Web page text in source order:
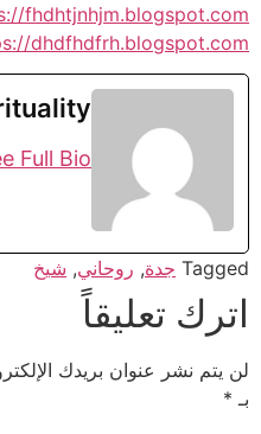
fhdhtjnhjm.blogspot.com
dhdfhdfrh.blogspot.com
Full Bio
Tagged جدة, روحاني, شيخ
اترك تعليقاً
لن يتم نشر عنوان بريدك
بـ *